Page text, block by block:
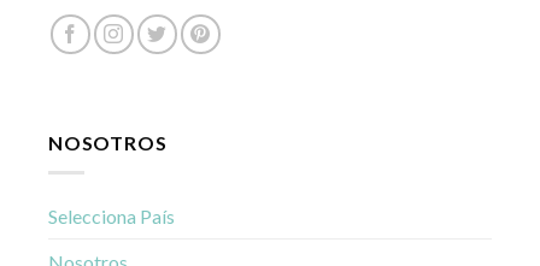
NOSOTROS
Selecciona País
Nosotros